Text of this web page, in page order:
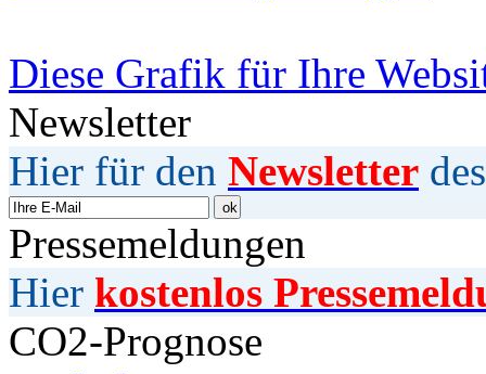
Diese Grafik für Ihre
Newsletter
Hier für den Newsletter
Pressemeldungen
Hier kostenlos
CO2-Prognose